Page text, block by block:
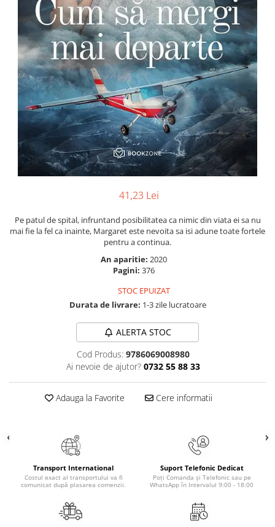
Ramtha
Audiobook
ReConnect
Religie
Crestinism
ScienceConnection
SelfConnect
SelfHealing
Vindecare Spirituala
Sanatate
Masaj
Terapii Alternative
AudioBook
Beletristica
Carti pentru Adolescenti, Young
Crime, Thriller, Mistery
Literatura Romana
Literatura Universala
41,23 Lei
Pe patul de spital, infruntand posibilitatea ca nimic din viata ei sa nu
mai fie la fel ca inainte, Margaret este nevoita sa isi adune toate fortele
pentru a continua.
An aparitie: 2020
Pagini: 376
STOC EPUIZAT
Durata de livrare: 1-3 zile lucratoare
ALERTA STOC
Cod Produs: 9786069008980
Ai nevoie de ajutor? 0732 55 88 33
Adauga la Favorite Cere informatii
Transport International
Costul exact al transportului va fi
comunicat după plasarea comenzii.
Suport Telefonic Dedicat
Poți Comanda și Telefonic sau pe
WhatsApp în Intervalul 9:00 - 18:00